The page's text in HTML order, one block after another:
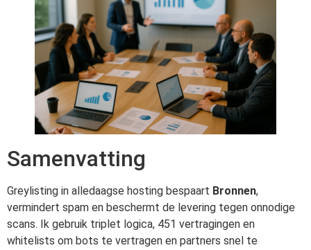
Samenvatting
Greylisting in alledaagse hosting bespaart Bronnen,
vermindert spam en beschermt de levering tegen onnodige
scans. Ik gebruik triplet logica, 451 vertragingen en
whitelists om bots te vertragen en partners snel te